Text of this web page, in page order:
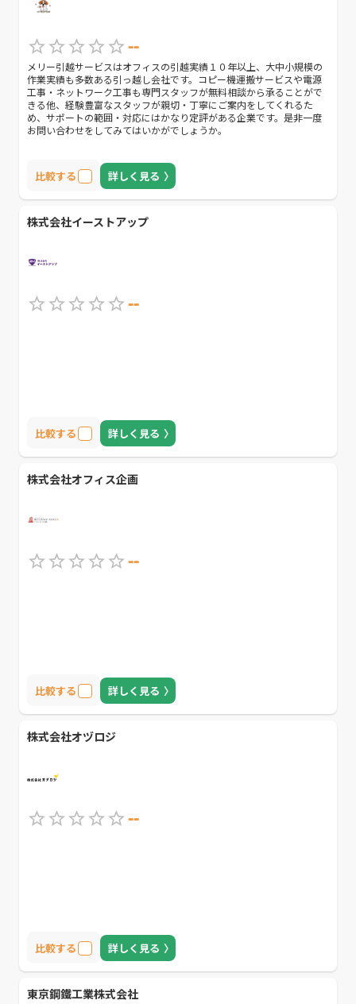
--
メリー引越サービスはオフィスの引越実績１０年以上、大中小規模の
作業実績も多数ある引っ越し会社です。コピー機運搬サービスや電源
工事・ネットワーク工事も専門スタッフが無料相談から承ることがで
きる他、経験豊富なスタッフが親切・丁寧にご案内をしてくれるた
め、サポートの範囲・対応にはかなり定評がある企業です。是非一度
お問い合わせをしてみてはいかがでしょうか。
比較する 詳しく見る
株式会社イーストアップ
--
比較する 詳しく見る
株式会社オフィス企画
--
比較する 詳しく見る
株式会社オヅロジ
--
比較する 詳しく見る
東京鋼鐵工業株式会社